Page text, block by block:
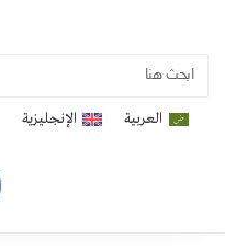
العربية الإنجليزية